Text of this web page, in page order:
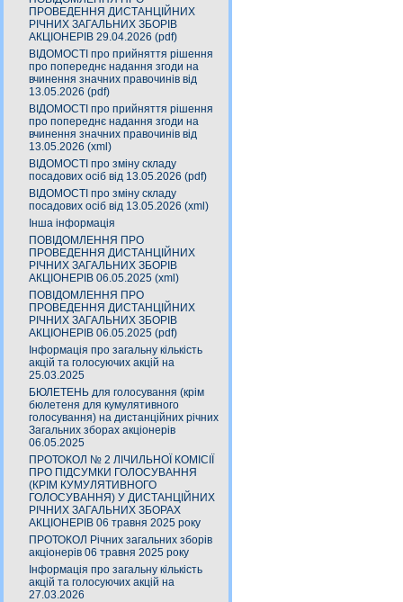
ПРОВЕДЕННЯ ДИСТАНЦІЙНИХ
РІЧНИХ ЗАГАЛЬНИХ ЗБОРІВ
АКЦІОНЕРІВ 29.04.2026 (pdf)
ВІДОМОСТІ про прийняття рішення
про попереднє надання згоди на
вчинення значних правочинів від
13.05.2026 (pdf)
ВІДОМОСТІ про прийняття рішення
про попереднє надання згоди на
вчинення значних правочинів від
13.05.2026 (xml)
ВІДОМОСТІ про зміну складу
посадових осіб від 13.05.2026 (pdf)
ВІДОМОСТІ про зміну складу
посадових осіб від 13.05.2026 (xml)
Інша інформація
ПОВІДОМЛЕННЯ ПРО
ПРОВЕДЕННЯ ДИСТАНЦІЙНИХ
РІЧНИХ ЗАГАЛЬНИХ ЗБОРІВ
АКЦІОНЕРІВ 06.05.2025 (xml)
ПОВІДОМЛЕННЯ ПРО
ПРОВЕДЕННЯ ДИСТАНЦІЙНИХ
РІЧНИХ ЗАГАЛЬНИХ ЗБОРІВ
АКЦІОНЕРІВ 06.05.2025 (pdf)
Інформація про загальну кількість
акцій та голосуючих акцій на
25.03.2025
БЮЛЕТЕНЬ для голосування (крім
бюлетеня для кумулятивного
голосування) на дистанційних річних
Загальних зборах акціонерів
06.05.2025
ПРОТОКОЛ № 2 ЛІЧИЛЬНОЇ КОМІСІЇ
ПРО ПІДСУМКИ ГОЛОСУВАННЯ
(КРІМ КУМУЛЯТИВНОГО
ГОЛОСУВАННЯ) У ДИСТАНЦІЙНИХ
РІЧНИХ ЗАГАЛЬНИХ ЗБОРАХ
АКЦІОНЕРІВ 06 травня 2025 року
ПРОТОКОЛ Річних загальних зборів
акціонерів 06 травня 2025 року
Інформація про загальну кількість
акцій та голосуючих акцій на
27.03.2026